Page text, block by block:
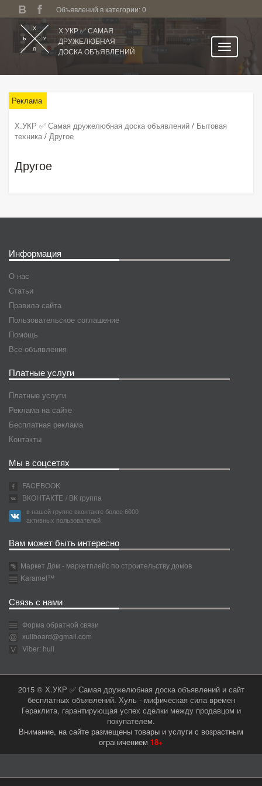
Объявлений в категории: 0
Х.УКР ✅ САМАЯ
ДРУЖЕЛЮБНАЯ
ДОСКА ОБЪЯВЛЕНИЙ
Ужгород и область
Избранное
Реклама
Х.УКР ✅ Самая дружелюбная доска объявлений / Бытовая
техника / Другое
Другое
Информация
О нас
Статьи
Правила сайта
Пользовательское соглашение
Помощь
Все объявления
Платные услуги
Платные услуги
Реклама на сайте
Бесплатная реклама
Контакты
Мы в соцсетях
FACEBOOK
ВКОНТАКТЕ / ВК группа
в нашей группе вконтакте более 6000
активных пользователей
Вам может быть интересно
Маркет Дом - маркетплейс по строительству домов
Karamel™
Связь с нами
Форма обратной связи
xullboard@gmail.com
Viber: hull
2015 © Х.УКР ✅ Самая дружелюбная доска объявлений и сайт
бесплатных объявлений. Хуль - мифическая сила времен
Гераклита, гарантирующая успех сделки между продавцом и
покупателем.
Внимание, на сайте размещены товары и услуги с возрастным
ограничением 18+